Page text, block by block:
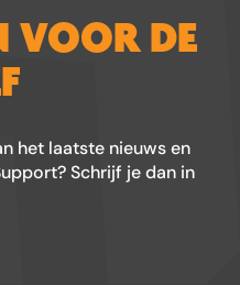
VOOR DE
het laatste nieuws en
Schrijf je dan in